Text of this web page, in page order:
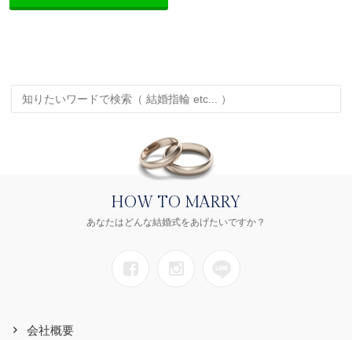
HOW TO MARRY
あなたはどんな結婚式をあげたいですか？
会社概要